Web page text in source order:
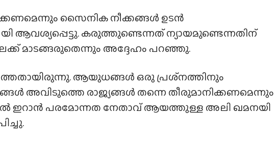
സൈനിക നീക്കങ്ങൾ ഉടൻ
ആവശ്യപ്പെട്ടു. കരുത്തുണ്ടെന്നത് ന്യായമുണ്ടെന്നതിന്
മാടങ്ങരുതെന്നും അദ്ദേഹം പറഞ്ഞു.
ആയുധങ്ങൾ ഒരു പ്രശ്‌നത്തിനും
അവിടുത്തെ രാജ്യങ്ങൾ തന്നെ തീരുമാനിക്കണമെന്നും
ഇറാൻ പരമോന്നത നേതാവ് ആയത്തുള്ള അലി ഖമനയി